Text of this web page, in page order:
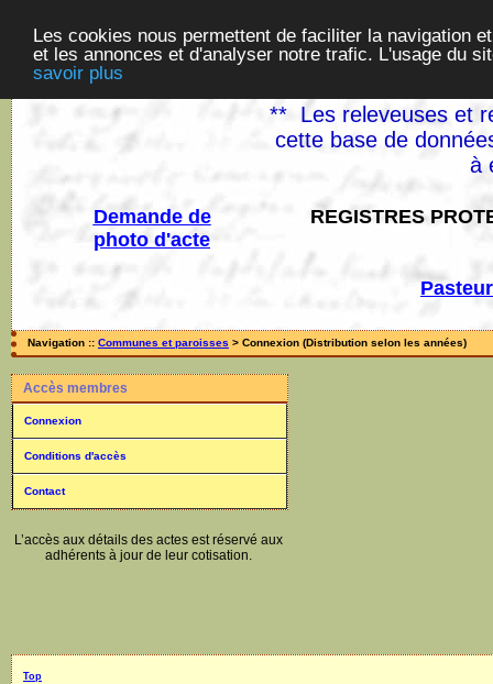
Les cookies nous permettent de faciliter la navigation
et les annonces et d'analyser notre trafic. L'usage du
savoir plus
** Les releveuses et
cette base de
à
Demande de
photo d'acte
REGISTRES
Navigation :: Communes et paroisses > Connexion (Distribution selon les années)
Accès membres
Connexion
Conditions d'accès
Contact
L’accès aux détails des actes est réservé aux
adhérents à jour de leur cotisation.
Top